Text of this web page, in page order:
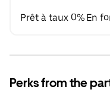
Prêt à taux 0% En
Perks from the